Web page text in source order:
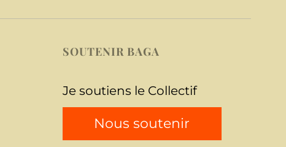
SOUTENIR BAGA
Je soutiens le Collectif
Nous soutenir